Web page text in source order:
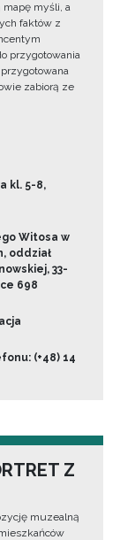
mapę myśli, a
faktów z
przygotowania
zabiorą ze
kl. 5-8,
Witosa w
oddział
33-
698
(+48) 14
Z
muzealną